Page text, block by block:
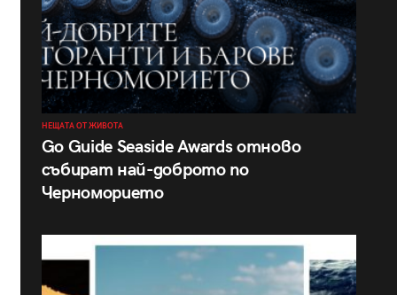
НЕЩАТА ОТ ЖИВОТА
Go Guide Seaside Awards отново
събират най-доброто по
Черноморието